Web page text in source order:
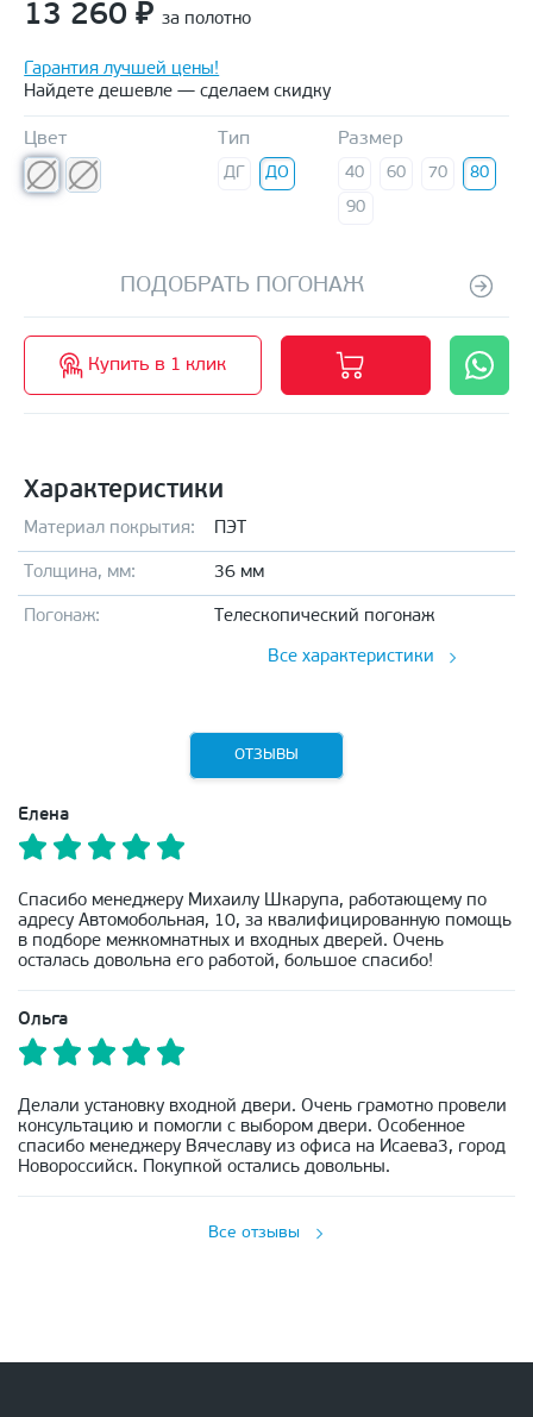
13 260 ₽ за полотно
Гарантия лучшей цены!
Найдете дешевле — сделаем скидку
Цвет Тип
ДГ ДО
Размер
40 60 70
80
90
ПОДОБРАТЬ ПОГОНАЖ
Купить в 1 клик
Характеристики
Материал покрытия: ПЭТ
Толщина, мм: 36 мм
Погонаж: Телескопический погонаж
Все характеристики
ОТЗЫВЫ
Елена
Спасибо менеджеру Михаилу Шкарупа, работающему по
адресу Автомобольная, 10, за квалифицированную помощь
в подборе межкомнатных и входных дверей. Очень
осталась довольна его работой, большое спасибо!
Ольга
Делали установку входной двери. Очень грамотно провели
консультацию и помогли с выбором двери. Особенное
спасибо менеджеру Вячеславу из офиса на Исаева3, город
Новороссийск. Покупкой остались довольны.
Все отзывы